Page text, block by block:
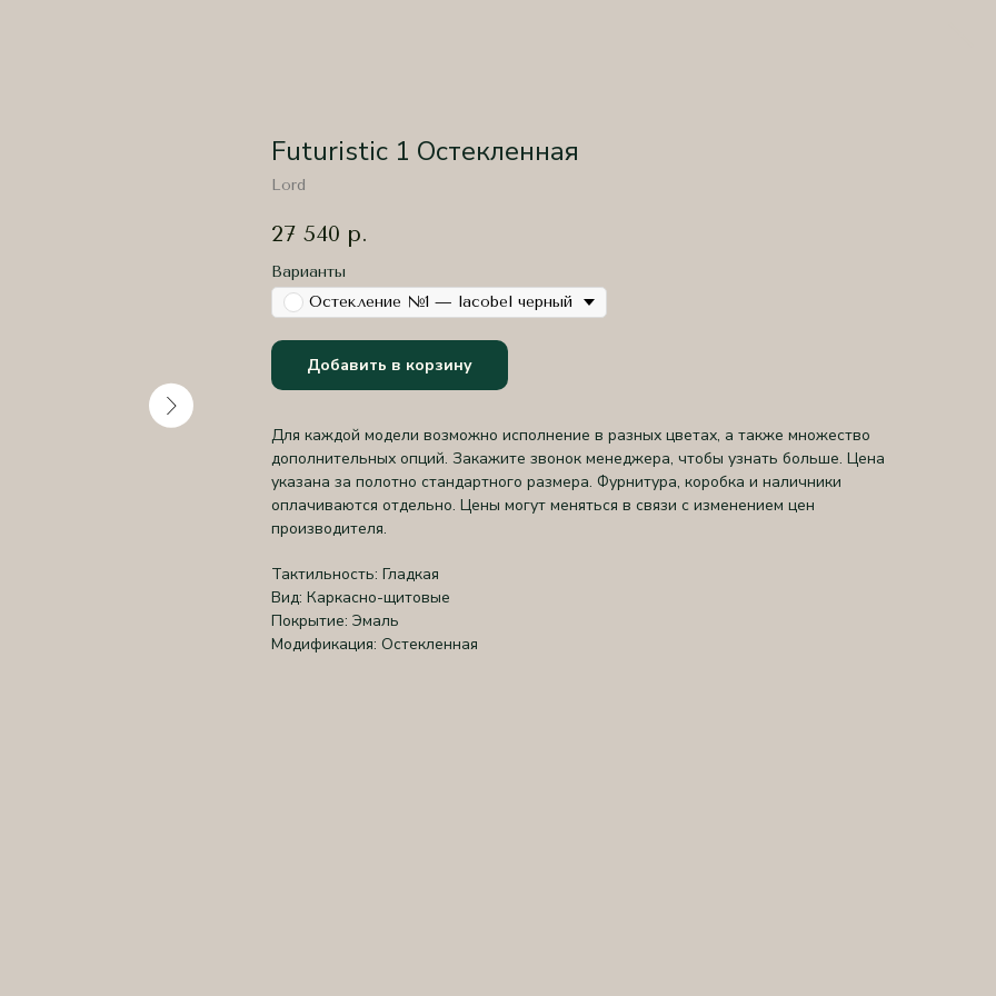
Futuristic 1 Остекленная
Lord
27 540 р.
Варианты
Остекление №1 — lacobel черный
Добавить в корзину
Для каждой модели возможно исполнение в разных цветах, а также множество
дополнительных опций. Закажите звонок менеджера, чтобы узнать больше. Цена
указана за полотно стандартного размера. Фурнитура, коробка и наличники
оплачиваются отдельно. Цены могут меняться в связи с изменением цен
производителя.
Тактильность: Гладкая
Вид: Каркасно-щитовые
Покрытие: Эмаль
Модификация: Остекленная